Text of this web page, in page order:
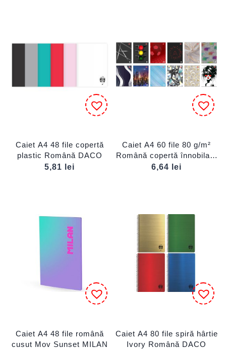
Caiet A4 48 file copertă
plastic Română DACO
5,81
lei
Caiet A4 60 file 80 g/m²
Română copertă înnobilată
DACO
6,64 lei
Caiet A4 48 file română
cusut Mov Sunset MILAN
Caiet A4 80 file spiră hârtie
Ivory Română DACO